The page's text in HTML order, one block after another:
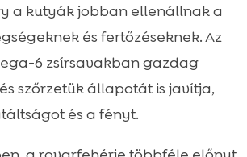
a kutyák jobban ellenállnak a
és fertőzéseknek. Az
6 zsírsavakban gazdag
szőrzetük állapotát is javítja,
és a fényt.